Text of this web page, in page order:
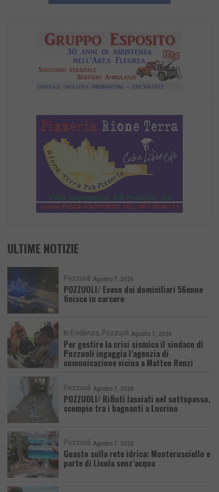
ULTIME NOTIZIE
Pozzuoli Agosto 7, 2026
POZZUOLI/ Evaso dai domiciliari 56enne
finisce in carcere
In Evidenza Pozzuoli Agosto 7, 2026
Per gestire la crisi sismica il sindaco di
Pozzuoli ingaggia l’agenzia di
comunicazione vicina a Matteo Renzi
Pozzuoli Agosto 7, 2026
POZZUOLI/ Rifiuti lasciati nel sottopasso,
scempio tra i bagnanti a Lucrino
Pozzuoli Agosto 7, 2026
Guasto sulla rete idrica: Monterusciello e
parte di Licola senz’acqua